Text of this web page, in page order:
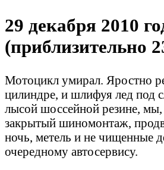
29 декабря 2010
(приблизительно
Мотоцикл умирал. Яростно
цилиндре, и шлифуя лед под
лысой шоссейной резине, мы,
закрытый шиномонтаж,
ночь, метель и не чищенные
очередному автосервису.